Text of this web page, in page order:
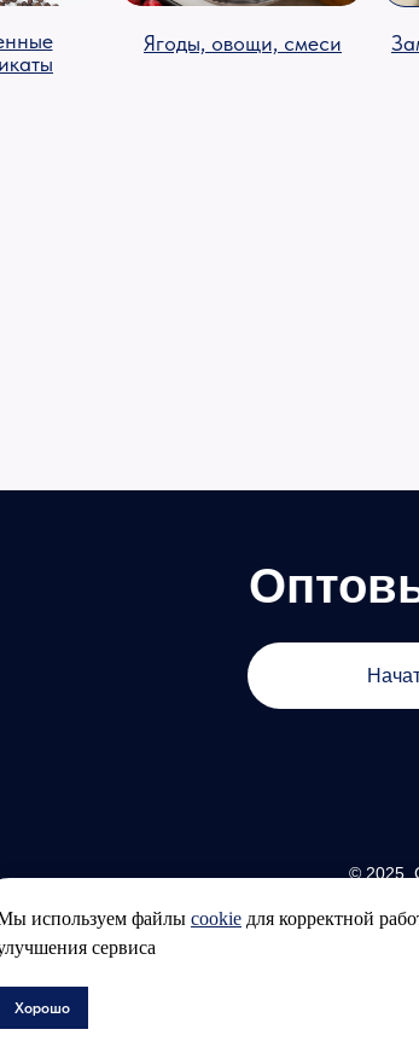
Ягоды, овощи, смеси
© 2025.
используем файлы cookie для корректной
сервиса
Хорошо